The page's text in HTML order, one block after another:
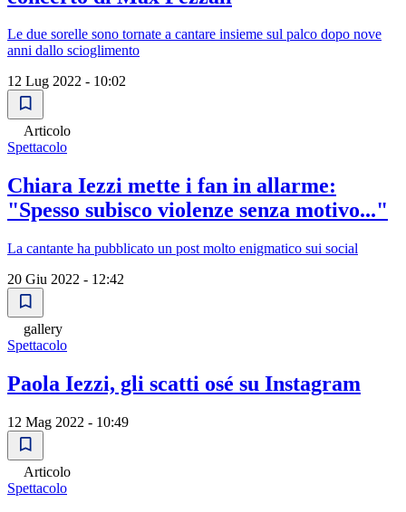
Le due sorelle sono tornate a cantare insieme sul palco dopo nove
anni dallo scioglimento
12 Lug 2022 - 10:02
Articolo
Spettacolo
Chiara Iezzi mette i fan in allarme:
"Spesso subisco violenze senza motivo..."
La cantante ha pubblicato un post molto enigmatico sui social
20 Giu 2022 - 12:42
gallery
Spettacolo
Paola Iezzi, gli scatti osé su Instagram
12 Mag 2022 - 10:49
Articolo
Spettacolo